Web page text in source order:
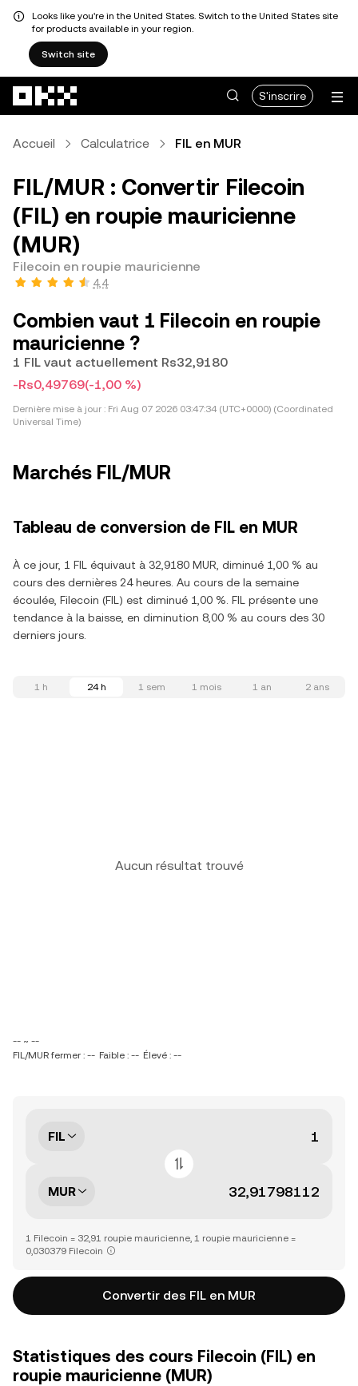
Looks like you're in the United States. Switch to the United States site
for products available in your region.
Switch site
S'inscrire
Accueil Calculatrice FIL en MUR
FIL/MUR : Convertir Filecoin
(FIL) en roupie mauricienne
(MUR)
Filecoin en roupie mauricienne
4,4
Combien vaut 1 Filecoin en roupie
mauricienne ?
1 FIL vaut actuellement Rs32,9180
-Rs0,49769(-1,00 %)
Dernière mise à jour : Fri Aug 07 2026 03:47:34 (UTC+0000) (Coordinated
Universal Time)
Marchés FIL/MUR
Tableau de conversion de FIL en MUR
À ce jour, 1 FIL équivaut à 32,9180 MUR, diminué 1,00 % au
cours des dernières 24 heures. Au cours de la semaine
écoulée, Filecoin (FIL) est diminué 1,00 %. FIL présente une
tendance à la baisse, en diminution 8,00 % au cours des 30
derniers jours.
1 h 24 h 1 sem 1 mois 1 an 2 ans
Aucun résultat trouvé
-- ~ --
FIL/MUR fermer : -- Faible : -- Élevé : --
FIL
MUR
1 Filecoin = 32,91 roupie mauricienne, 1 roupie mauricienne =
0,030379 Filecoin
Convertir des FIL en MUR
Statistiques des cours Filecoin (FIL) en
roupie mauricienne (MUR)